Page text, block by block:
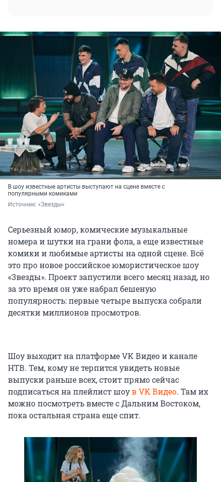
В шоу известные артисты выступают на сцене вместе с
популярными комиками
Источник: «Звезды»
Серьезный юмор, комические музыкальные
номера и шутки на грани фола, а еще известные
комики и любимые артисты на одной сцене. Всё
это про новое российское юмористическое шоу
«Звезды». Проект запустили всего месяц назад, но
за это время он уже набрал бешеную
популярность: первые четыре выпуска собрали
десятки миллионов просмотров.
Шоу выходит на платформе VK Видео и канале
НТВ. Тем, кому не терпится увидеть новые
выпуски раньше всех, стоит прямо сейчас
подписаться на плейлист шоув VK Видео. Там их
можно посмотреть вместе с Дальним Востоком,
пока остальная страна еще спит.